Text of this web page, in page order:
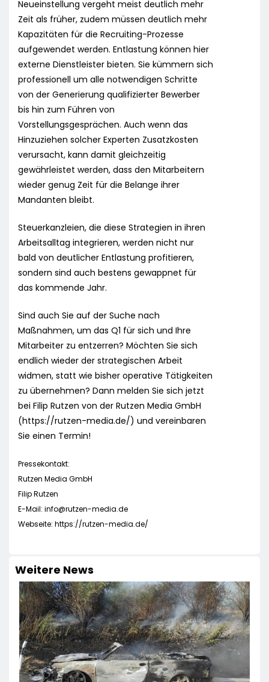
Neueinstellung vergeht meist deutlich mehr
Zeit als früher, zudem müssen deutlich mehr
Kapazitäten für die Recruiting-Prozesse
aufgewendet werden. Entlastung können hier
externe Dienstleister bieten. Sie kümmern sich
professionell um alle notwendigen Schritte
von der Generierung qualifizierter Bewerber
bis hin zum Führen von
Vorstellungsgesprächen. Auch wenn das
Hinzuziehen solcher Experten Zusatzkosten
verursacht, kann damit gleichzeitig
gewährleistet werden, dass den Mitarbeitern
wieder genug Zeit für die Belange ihrer
Mandanten bleibt.
Steuerkanzleien, die diese Strategien in ihren
Arbeitsalltag integrieren, werden nicht nur
bald von deutlicher Entlastung profitieren,
sondern sind auch bestens gewappnet für
das kommende Jahr.
Sind auch Sie auf der Suche nach
Maßnahmen, um das Q1 für sich und Ihre
Mitarbeiter zu entzerren? Möchten Sie sich
endlich wieder der strategischen Arbeit
widmen, statt wie bisher operative Tätigkeiten
zu übernehmen? Dann melden Sie sich jetzt
bei Filip Rutzen von der Rutzen Media GmbH
(https://rutzen-media.de/) und vereinbaren
Sie einen Termin!
Pressekontakt:
Rutzen Media GmbH
Filip Rutzen
E-Mail: info@rutzen-media.de
Webseite: https://rutzen-media.de/
Weitere News